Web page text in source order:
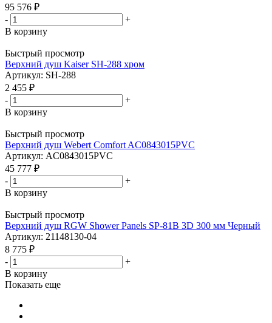
95 576 ₽
-
+
В корзину
Быстрый просмотр
Верхний душ Kaiser SH-288 хром
Артикул: SH-288
2 455 ₽
-
+
В корзину
Быстрый просмотр
Верхний душ Webert Comfort AC0843015PVC
Артикул: AC0843015PVC
45 777 ₽
-
+
В корзину
Быстрый просмотр
Верхний душ RGW Shower Panels SP-81B 3D 300 мм Черный
Артикул: 21148130-04
8 775 ₽
-
+
В корзину
Показать еще